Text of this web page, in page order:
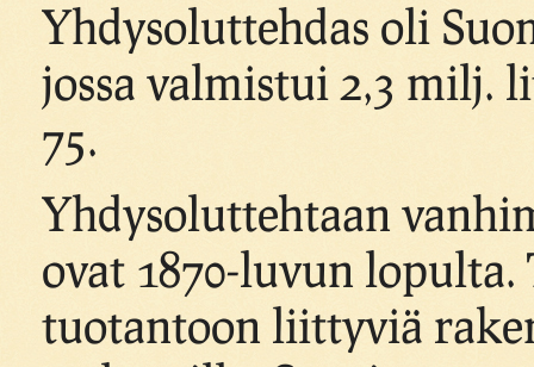
Yhdysoluttehdas oli
jossa valmistui 2,3 milj.
75.
Yhdysoluttehtaan
ovat 1870-luvun
tuotantoon liittyviä